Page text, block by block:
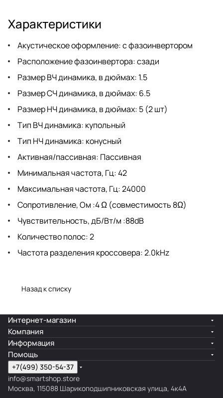
Характеристики
Акустическое оформление: с фазоинвертором
Расположение фазоинвертора: сзади
Размер ВЧ динамика, в дюймах: 1.5
Размер СЧ динамика, в дюймах: 6.5
Размер НЧ динамика, в дюймах: 5 (2 шт)
Тип ВЧ динамика: купольный
Тип НЧ динамика: конусный
Активная/пассивная: Пассивная
Минимальная частота, Гц: 42
Максимальная частота, Гц: 24000
Сопротивление, Ом :4 Ω (совместимость 8Ω)
Чувствительность, дБ/Вт/м :88dB
Количество полос: 2
Частота разделения кроссовера: 2.0kHz
Назад к списку
Интернет-магазин
Компания
Информация
Помощь
+7(499) 350-54-37
info@smartshop.store
Москва, 115088 Шарикоподшипниковская улица, 4к4А